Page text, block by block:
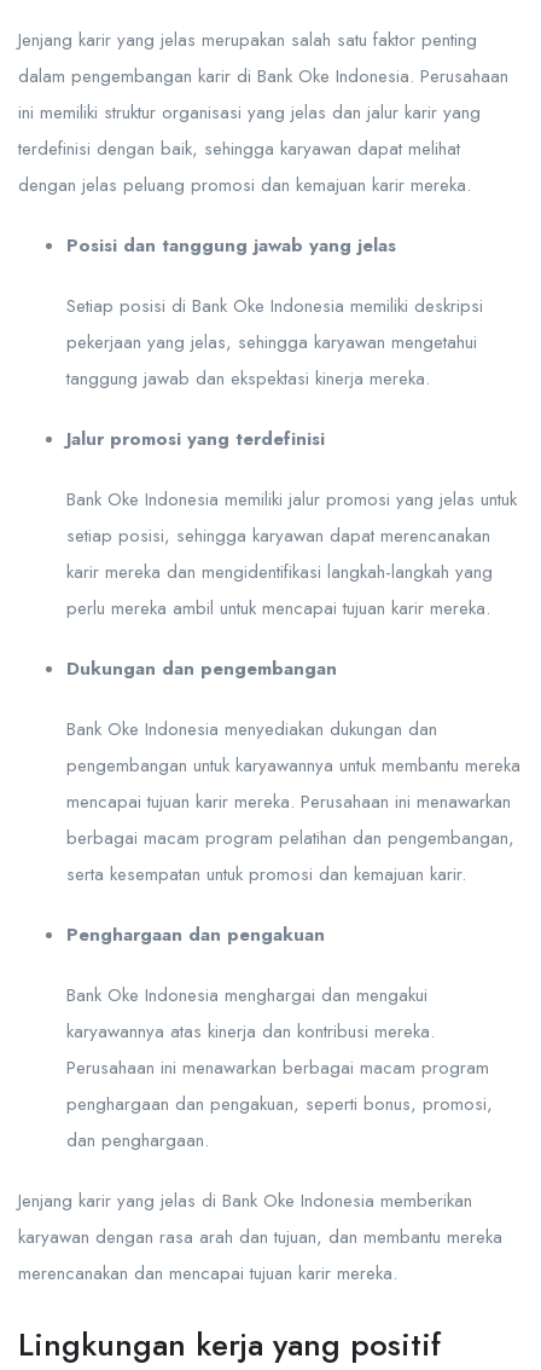
Jenjang karir yang jelas merupakan salah satu faktor penting
dalam pengembangan karir di Bank Oke Indonesia. Perusahaan
ini memiliki struktur organisasi yang jelas dan jalur karir yang
terdefinisi dengan baik, sehingga karyawan dapat melihat
dengan jelas peluang promosi dan kemajuan karir mereka.
Posisi dan tanggung jawab yang jelas
Setiap posisi di Bank Oke Indonesia memiliki deskripsi
pekerjaan yang jelas, sehingga karyawan mengetahui
tanggung jawab dan ekspektasi kinerja mereka.
Jalur promosi yang terdefinisi
Bank Oke Indonesia memiliki jalur promosi yang jelas untuk
setiap posisi, sehingga karyawan dapat merencanakan
karir mereka dan mengidentifikasi langkah-langkah yang
perlu mereka ambil untuk mencapai tujuan karir mereka.
Dukungan dan pengembangan
Bank Oke Indonesia menyediakan dukungan dan
pengembangan untuk karyawannya untuk membantu mereka
mencapai tujuan karir mereka. Perusahaan ini menawarkan
berbagai macam program pelatihan dan pengembangan,
serta kesempatan untuk promosi dan kemajuan karir.
Penghargaan dan pengakuan
Bank Oke Indonesia menghargai dan mengakui
karyawannya atas kinerja dan kontribusi mereka.
Perusahaan ini menawarkan berbagai macam program
penghargaan dan pengakuan, seperti bonus, promosi,
dan penghargaan.
Jenjang karir yang jelas di Bank Oke Indonesia memberikan
karyawan dengan rasa arah dan tujuan, dan membantu mereka
merencanakan dan mencapai tujuan karir mereka.
Lingkungan kerja yang positif